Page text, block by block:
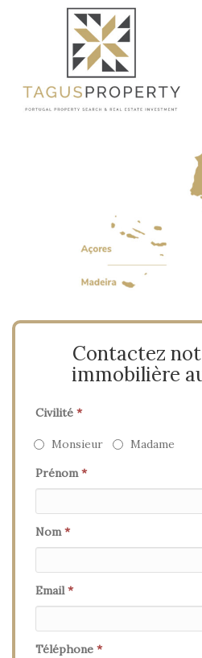
Contactez
immobilière
Civilité *
Monsieur
Madame
Prénom*
Nom*
Email*
Téléphone *